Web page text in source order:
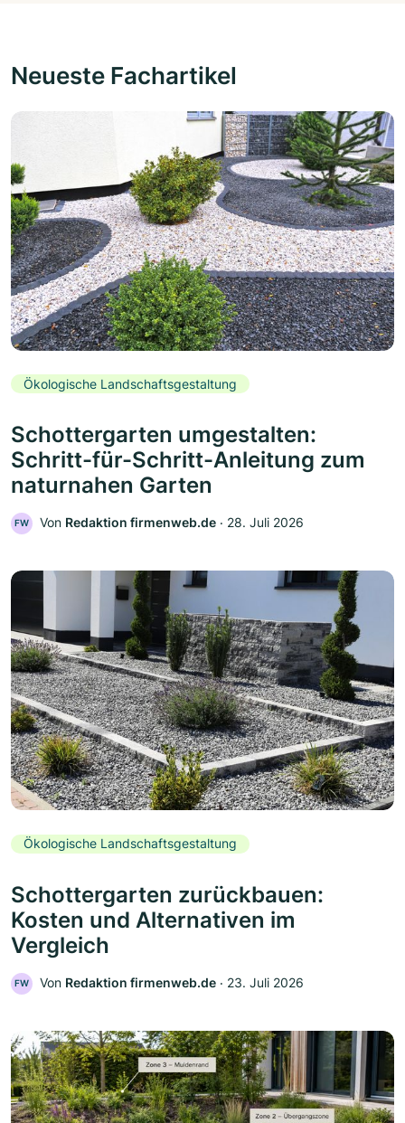
Neueste Fachartikel
Ökologische Landschaftsgestaltung
Schottergarten umgestalten:
Schritt-für-Schritt-Anleitung zum
naturnahen Garten
FW Von Redaktion firmenweb.de ‧ 28. Juli 2026
Ökologische Landschaftsgestaltung
Schottergarten zurückbauen:
Kosten und Alternativen im
Vergleich
FW Von Redaktion firmenweb.de ‧ 23. Juli 2026